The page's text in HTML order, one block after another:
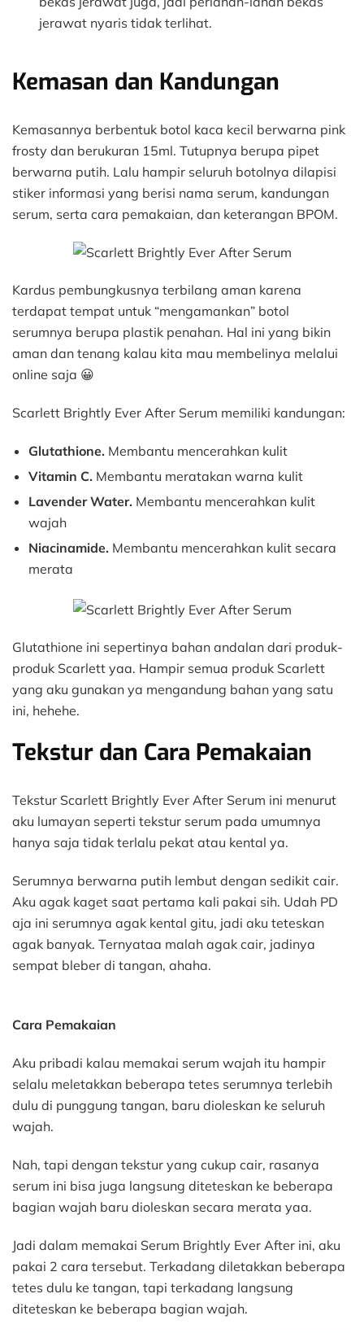
jerawat nyaris tidak terlihat.
Kemasan dan Kandungan
Kemasannya berbentuk botol kaca kecil berwarna pink
frosty dan berukuran 15ml. Tutupnya berupa pipet
berwarna putih. Lalu hampir seluruh botolnya dilapisi
stiker informasi yang berisi nama serum, kandungan
serum, serta cara pemakaian, dan keterangan BPOM.
Kardus pembungkusnya terbilang aman karena
terdapat tempat untuk “mengamankan” botol
serumnya berupa plastik penahan. Hal ini yang bikin
aman dan tenang kalau kita mau membelinya melalui
online saja 😀
Scarlett Brightly Ever After Serum memiliki kandungan:
Glutathione. Membantu mencerahkan kulit
Vitamin C. Membantu meratakan warna kulit
Lavender Water. Membantu mencerahkan kulit
wajah
Niacinamide. Membantu mencerahkan kulit secara
merata
Glutathione ini sepertinya bahan andalan dari produk-
produk Scarlett yaa. Hampir semua produk Scarlett
yang aku gunakan ya mengandung bahan yang satu
ini, hehehe.
Tekstur dan Cara Pemakaian
Tekstur Scarlett Brightly Ever After Serum ini menurut
aku lumayan seperti tekstur serum pada umumnya
hanya saja tidak terlalu pekat atau kental ya.
Serumnya berwarna putih lembut dengan sedikit cair.
Aku agak kaget saat pertama kali pakai sih. Udah PD
aja ini serumnya agak kental gitu, jadi aku teteskan
agak banyak. Ternyataa malah agak cair, jadinya
sempat bleber di tangan, ahaha.
Cara Pemakaian
Aku pribadi kalau memakai serum wajah itu hampir
selalu meletakkan beberapa tetes serumnya terlebih
dulu di punggung tangan, baru dioleskan ke seluruh
wajah.
Nah, tapi dengan tekstur yang cukup cair, rasanya
serum ini bisa juga langsung diteteskan ke beberapa
bagian wajah baru dioleskan secara merata yaa.
Jadi dalam memakai Serum Brightly Ever After ini, aku
pakai 2 cara tersebut. Terkadang diletakkan beberapa
tetes dulu ke tangan, tapi terkadang langsung
diteteskan ke beberapa bagian wajah.